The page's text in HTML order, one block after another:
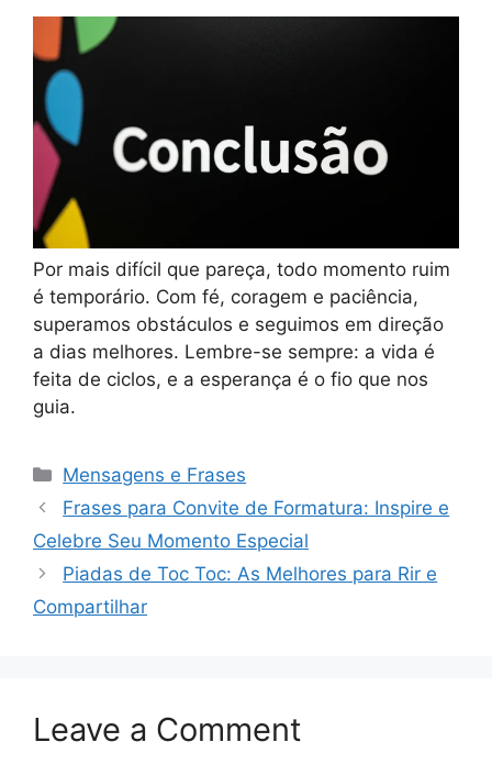
Por mais difícil que pareça, todo momento ruim
é temporário. Com fé, coragem e paciência,
superamos obstáculos e seguimos em direção
a dias melhores. Lembre-se sempre: a vida é
feita de ciclos, e a esperança é o fio que nos
guia.
Categories
Mensagens e Frases
Frases para Convite de Formatura: Inspire e
Celebre Seu Momento Especial
Piadas de Toc Toc: As Melhores para Rir e
Compartilhar
Leave a Comment